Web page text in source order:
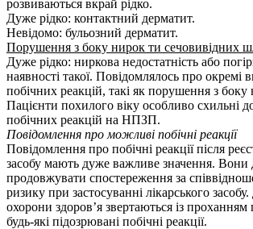
розвиваються вкрай рідко.
Дуже рідко: контактний дерматит.
Невідомо: бульозний дерматит.
Порушення з боку нирок ти сечовивідних
Дуже рідко: ниркова недостатність або
наявності такої. Повідомлялось про окремі
побічних реакцій, такі як порушення з боку
Пацієнти похилого віку особливо схильні
побічних реакцій на НПЗП.
Повідомлення про можливі побічні реакції
Повідомлення про побічні реакції після
засобу мають дуже важливе значення. Вони
продовжувати спостереження за
ризику при застосуванні лікарського
охорони здоров’я звертаються із
будь-які підозрювані побічні реакції.